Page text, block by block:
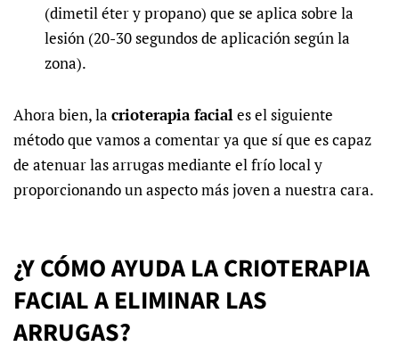
(dimetil éter y propano) que se aplica sobre la
lesión (20-30 segundos de aplicación según la
zona).
Ahora bien, la crioterapia faciales el siguiente
método que vamos a comentar ya que sí que es capaz
de atenuar las arrugas mediante el frío local y
proporcionando unaspecto más joven a nuestra cara.
¿Y CÓMO AYUDA LA CRIOTERAPIA
FACIAL A ELIMINAR LAS
ARRUGAS?